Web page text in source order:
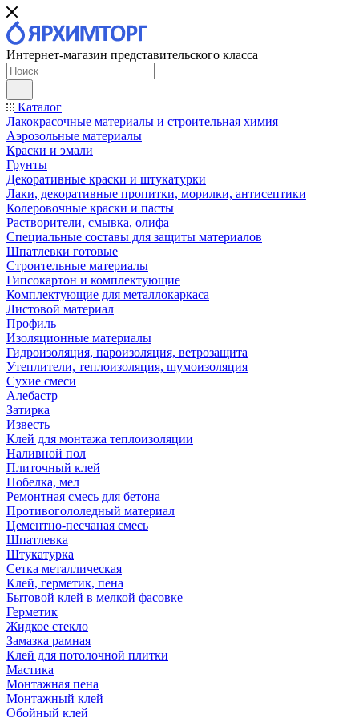
Интернет-магазин представительского класса
Каталог
Лакокрасочные материалы и строительная химия
Аэрозольные материалы
Краски и эмали
Грунты
Декоративные краски и штукатурки
Лаки, декоративные пропитки, морилки, антисептики
Колеровочные краски и пасты
Растворители, смывка, олифа
Специальные составы для защиты материалов
Шпатлевки готовые
Строительные материалы
Гипсокартон и комплектующие
Комплектующие для металлокаркаса
Листовой материал
Профиль
Изоляционные материалы
Гидроизоляция, пароизоляция, ветрозащита
Утеплители, теплоизоляция, шумоизоляция
Сухие смеси
Алебастр
Затирка
Известь
Клей для монтажа теплоизоляции
Наливной пол
Плиточный клей
Побелка, мел
Ремонтная смесь для бетона
Противогололедный материал
Цементно-песчаная смесь
Шпатлевка
Штукатурка
Сетка металлическая
Клей, герметик, пена
Бытовой клей в мелкой фасовке
Герметик
Жидкое стекло
Замазка рамная
Клей для потолочной плитки
Мастика
Монтажная пена
Монтажный клей
Обойный клей